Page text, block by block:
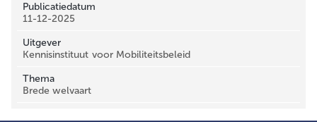
Publicatiedatum
11-12-2025
Uitgever
Kennisinstituut voor Mobiliteitsbeleid
Thema
Brede welvaart